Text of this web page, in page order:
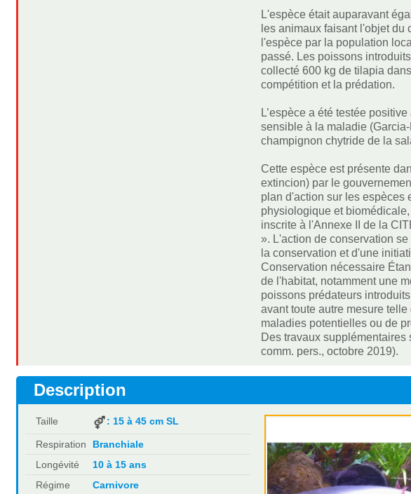
L'espèce était auparavant
les animaux faisant l'objet
l'espèce par la population
passé. Les poissons
collecté 600 kg de tilapia
compétition et la prédation.
L’espèce a été testée
sensible à la maladie
champignon chytride de la
Cette espèce est présente
extincion) par le
plan d'action sur les espèces
physiologique et
inscrite à l'Annexe II de la
». L'action de conservation
la conservation et d'une
Conservation nécessaire
de l'habitat, notamment une
poissons prédateurs
avant toute autre mesure
maladies potentielles ou de
Des travaux
comm. pers., octobre 2019).
Description
Taille : 15 à 45 cm SL
Respiration
Branchiale
Longévité
10 à 15 ans
Régime
Carnivore